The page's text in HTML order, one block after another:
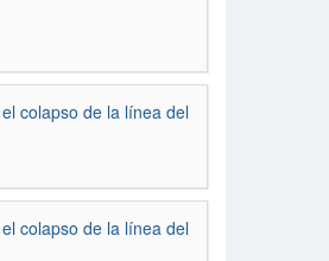
colapso de la línea del
colapso de la lí­nea del